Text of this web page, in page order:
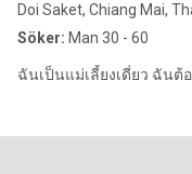
Doi Saket, Chiang Mai,
Söker: Man 30 - 60
ฉันเป็นแม่เลี้ยงเดี่ยว ฉัน